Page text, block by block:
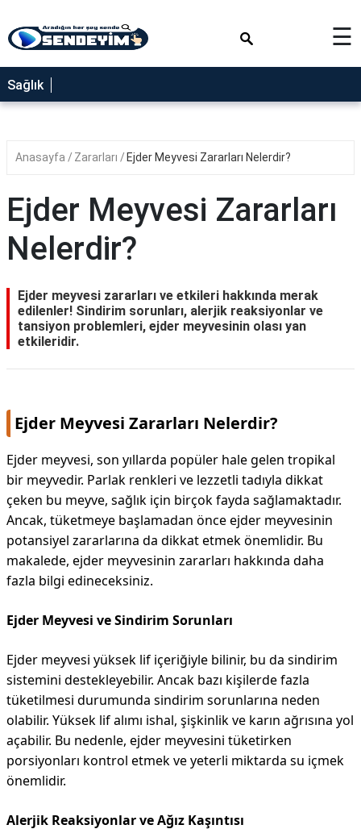
SAĞLIK
NEDİR
YEMEK
RÜYA
TABİRLERİ
GEZİLECEK
BLOG
☰
Sağlık
Anasayfa Zararları Ejder Meyvesi Zararları Nelerdir?
Ejder Meyvesi Zararları
Nelerdir?
Ejder meyvesi zararları ve etkileri hakkında merak
edilenler! Sindirim sorunları, alerjik reaksiyonlar ve
tansiyon problemleri, ejder meyvesinin olası yan
etkileridir.
Ejder Meyvesi Zararları Nelerdir?
Ejder meyvesi, son yıllarda popüler hale gelen tropikal
bir meyvedir. Parlak renkleri ve lezzetli tadıyla dikkat
çeken bu meyve, sağlık için birçok fayda sağlamaktadır.
Ancak, tüketmeye başlamadan önce ejder meyvesinin
potansiyel zararlarına da dikkat etmek önemlidir. Bu
makalede, ejder meyvesinin zararları hakkında daha
fazla bilgi edineceksiniz.
Ejder Meyvesi ve Sindirim Sorunları
Ejder meyvesi yüksek lif içeriğiyle bilinir, bu da sindirim
sistemini destekleyebilir. Ancak bazı kişilerde fazla
tüketilmesi durumunda sindirim sorunlarına neden
olabilir. Yüksek lif alımı ishal, şişkinlik ve karın ağrısına yol
açabilir. Bu nedenle, ejder meyvesini tüketirken
porsiyonları kontrol etmek ve yeterli miktarda su içmek
önemlidir.
Alerjik Reaksiyonlar ve Ağız Kaşıntısı